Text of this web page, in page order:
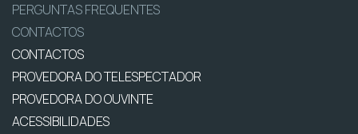
PERGUNTAS FREQUENTES
CONTACTOS
CONTACTOS
PROVEDORA DO TELESPECTADOR
PROVEDORA DO OUVINTE
ACESSIBILIDADES